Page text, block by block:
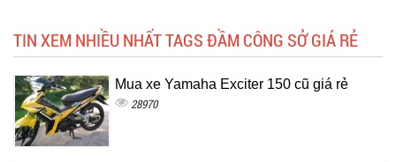
TIN XEM NHIỀU NHẤT TAGS ĐẦM CÔNG SỞ GIÁ RẺ
Mua xe Yamaha Exciter 150 cũ giá rẻ
28970